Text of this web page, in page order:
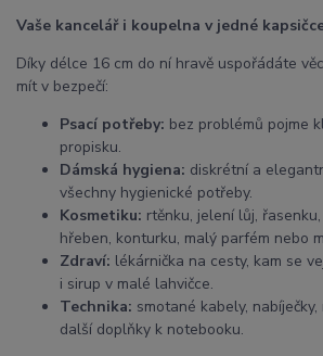
Vaše kancelář i koupelna v jedné
Díky délce 16 cm do ní hravě uspořádáte
mít v bezpečí:
Psací potřeby: bez problémů pojme
propisku.
Dámská hygiena: diskrétní a
všechny hygienické potřeby.
Kosmetiku: rtěnku, jelení lůj,
hřeben, konturku, malý parfém nebo
Zdraví: lékárnička na cesty, kam se
i sirup v malé lahvičce.
Technika: smotané kabely,
další doplňky k notebooku.